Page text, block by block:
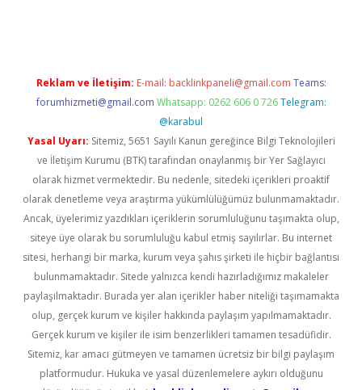
Reklam ve İletişim: E-mail: backlinkpaneli@gmail.com Teams:
forumhizmeti@gmail.com Whatsapp: 0262 606 0 726 Telegram:
@karabul
Yasal Uyarı: Sitemiz, 5651 Sayılı Kanun gereğince Bilgi Teknolojileri
ve İletişim Kurumu (BTK) tarafından onaylanmış bir Yer Sağlayıcı
olarak hizmet vermektedir. Bu nedenle, sitedeki içerikleri proaktif
olarak denetleme veya araştırma yükümlülüğümüz bulunmamaktadır.
Ancak, üyelerimiz yazdıkları içeriklerin sorumluluğunu taşımakta olup,
siteye üye olarak bu sorumluluğu kabul etmiş sayılırlar. Bu internet
sitesi, herhangi bir marka, kurum veya şahıs şirketi ile hiçbir bağlantısı
bulunmamaktadır. Sitede yalnızca kendi hazırladığımız makaleler
paylaşılmaktadır. Burada yer alan içerikler haber niteliği taşımamakta
olup, gerçek kurum ve kişiler hakkında paylaşım yapılmamaktadır.
Gerçek kurum ve kişiler ile isim benzerlikleri tamamen tesadüfidir.
Sitemiz, kar amacı gütmeyen ve tamamen ücretsiz bir bilgi paylaşım
platformudur. Hukuka ve yasal düzenlemelere aykırı olduğunu